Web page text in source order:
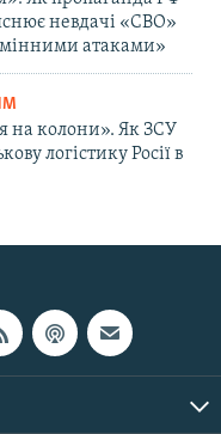
невдачі «СВО»
атаками»
на колони». Як ЗСУ
логістику Росії в